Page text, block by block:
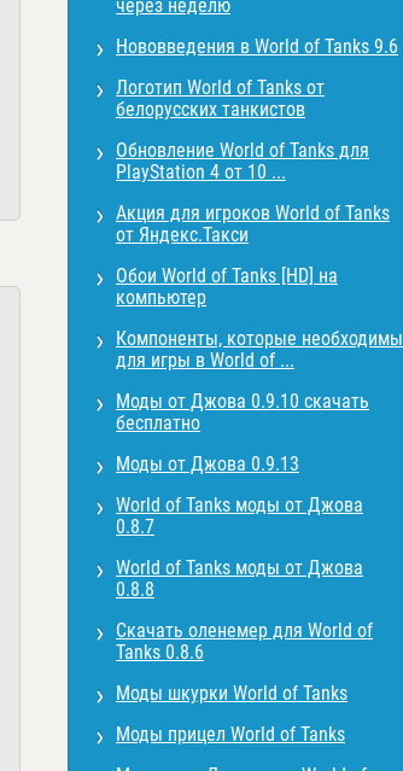
через неделю
Нововведения в World of Tanks 9.6
Логотип World of Tanks от
белорусских танкистов
Обновление World of Tanks для
PlayStation 4 от 10 ...
Акция для игроков World of Tanks
от Яндекс.Такси
Обои World of Tanks [HD] на
компьютер
Компоненты, которые необходимы
для игры в World of ...
Моды от Джова 0.9.10 скачать
бесплатно
Моды от Джова 0.9.13
World of Tanks моды от Джова
0.8.7
World of Tanks моды от Джова
0.8.8
Скачать оленемер для World of
Tanks 0.8.6
Моды шкурки World of Tanks
Моды прицел World of Tanks